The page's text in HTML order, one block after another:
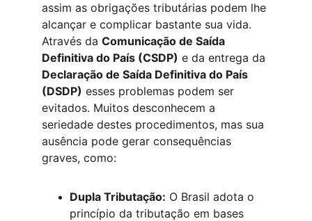
assim as obrigações tributárias podem lhe
alcançar e complicar bastante sua vida.
Através da Comunicação de Saída
Definitiva do País (CSDP) e da entrega da
Declaração de Saída Definitiva do País
(DSDP) esses problemas podem ser
evitados. Muitos desconhecem a
seriedade destes procedimentos, mas sua
ausência pode gerar consequências
graves, como:
Dupla Tributação: O Brasil adota o
princípio da tributação em bases